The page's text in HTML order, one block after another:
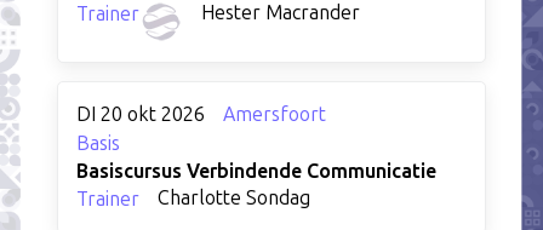
Trainer
Hester Macrander
DI 20 okt 2026
Amersfoort
Basis
Basiscursus Verbindende Communicatie
Trainer
Charlotte Sondag